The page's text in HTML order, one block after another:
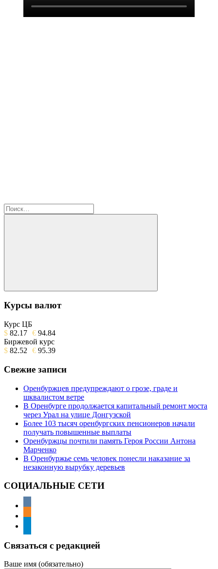
Найти:
Поиск
Курсы валют
Курс ЦБ
$ 82.17 € 94.84
Биржевой курс
$ 82.52 € 95.39
Свежие записи
Оренбуржцев предупреждают о грозе, граде и
шквалистом ветре
В Оренбурге продолжается капитальный ремонт моста
через Урал на улице Донгузской
Более 103 тысяч оренбургских пенсионеров начали
получать повышенные выплаты
Оренбуржцы почтили память Героя России Антона
Марченко
В Оренбуржье семь человек понесли наказание за
незаконную вырубку деревьев
СОЦИАЛЬНЫЕ СЕТИ
Связаться с редакцией
Ваше имя (обязательно)